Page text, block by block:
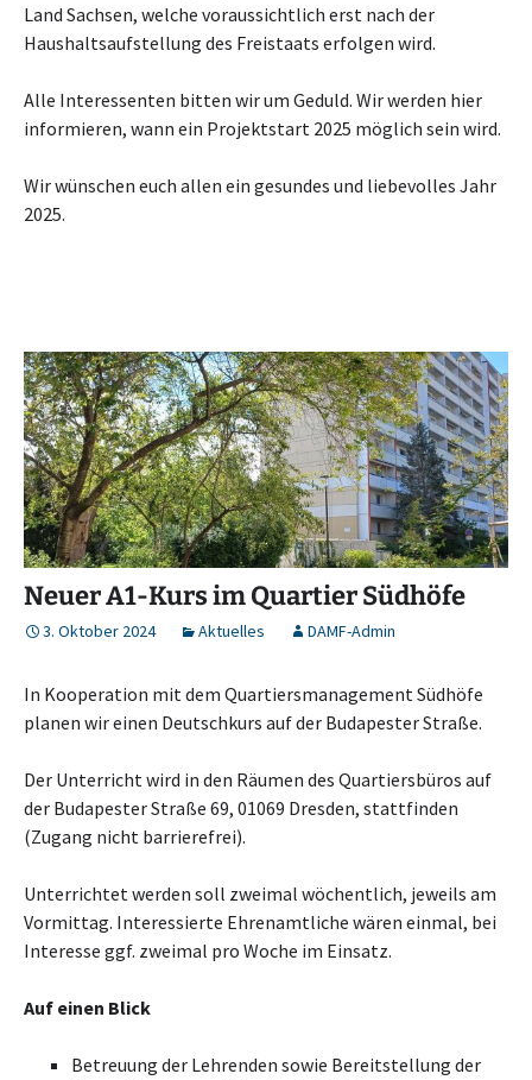
Land Sachsen, welche voraussichtlich erst nach der
Haushaltsaufstellung des Freistaats erfolgen wird.
Alle Interessenten bitten wir um Geduld. Wir werden hier
informieren, wann ein Projektstart 2025 möglich sein wird.
Wir wünschen euch allen ein gesundes und liebevolles Jahr
2025.
Neuer A1-Kurs im Quartier Südhöfe
3. Oktober 2024 Aktuelles DAMF-Admin
In Kooperation mit dem Quartiersmanagement Südhöfe
planen wir einen Deutschkurs auf der Budapester Straße.
Der Unterricht wird in den Räumen des Quartiersbüros auf
der Budapester Straße 69, 01069 Dresden, stattfinden
(Zugang nicht barrierefrei).
Unterrichtet werden soll zweimal wöchentlich, jeweils am
Vormittag. Interessierte Ehrenamtliche wären einmal, bei
Interesse ggf. zweimal pro Woche im Einsatz.
Auf einen Blick
Betreuung der Lehrenden sowie Bereitstellung der